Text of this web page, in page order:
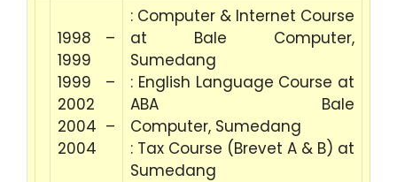
1998 –
1999
1999 –
2002
2004 –
2004
: Computer & Internet Course
at Bale Computer,
Sumedang
: English Language Course at
ABA Bale
Computer, Sumedang
: Tax Course (Brevet A & B) at
Sumedang